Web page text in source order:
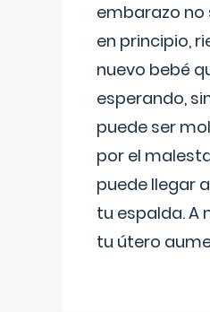
embarazo no
en principio,
nuevo bebé
esperando,
puede ser
por el
puede llegar
tu espalda. A
tu útero